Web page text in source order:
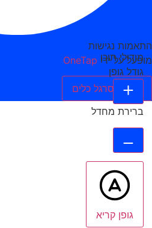
התאמות נגישות
מופעל על ידי OneTap
הסתר סרגל כלים
מודולי תוכן
גודל גופן
ברירת מחדל
גופן קריא